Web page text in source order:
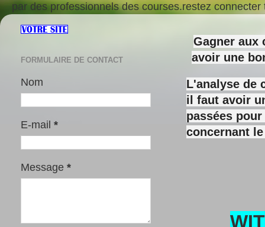
par des professionnels des courses.restez
Gagner aux
avoir une
L'analyse de
il faut avoir
passées
concernant
FORMULAIRE DE CONTACT
Nom
E-mail *
Message *